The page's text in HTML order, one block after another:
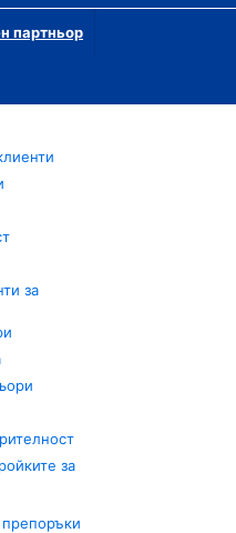
партньор
за
за